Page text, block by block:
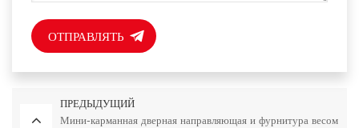
ОТПРАВЛЯТЬ
ПРЕДЫДУЩИЙ
Мини-карманная дверная направляющая и фурнитура весом